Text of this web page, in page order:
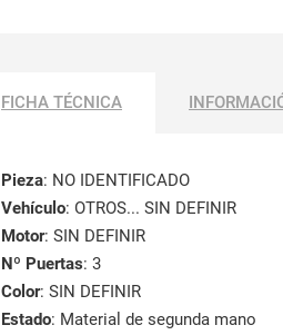
FICHA TÉCNICA
Pieza: NO IDENTIFICADO
Vehículo: OTROS... SIN DEFINIR
Motor: SIN DEFINIR
Nº Puertas: 3
Color: SIN DEFINIR
Estado: Material de segunda mano